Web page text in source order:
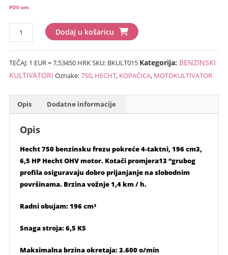
je:
€949.00
(7,150.24
kn).
€769.00
(5,794.03
kn).
PDV-om
MOTOKULTIVATOR
/
KOPAČICA
“HECHT
750”
Dodaj u košaricu
TEČAJ: 1 EUR = 7,53450 HRKSKU: BKULT015 Kategorija: BENZINSKI
KULTIVATORI Oznake:750, HECHT, KOPAČICA, MOTOKULTIVATOR
Opis Dodatne informacije
Opis
Hecht 750 benzinsku frezu pokreće 4-taktni, 196 cm3,
6,5 HP Hecht OHV motor. Kotači promjera13 “grubog
profila osiguravaju dobro prijanjanje na slobodnim
površinama. Brzina vožnje 1,4 km / h.
Radni obujam: 196 cm³
Snaga stroja: 6,5 KS
Maksimalna brzina okretaja: 3.600 o/min